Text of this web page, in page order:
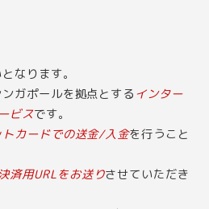
なります。
ガポールを拠点とする インター
ビスです。
トカードでの送金/入金を行うこと
済用URLをお送りさせていただき